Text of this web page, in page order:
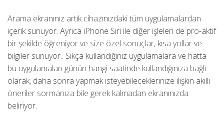
Arama ekranınız artık cihazınızdaki tüm uygulamalardan
içerik sunuyor. Ayrıca iPhone Siri ile diğer işleleri de pro-aktif
bir şekilde öğreniyor ve size özel sonuçlar, kısa yollar ve
bilgiler sunuyor.. Sıkça kullandığınız uygulamalara ve hatta
bu uygulamaları günün hangi saatinde kullandığınıza bağlı
olarak, daha sonra yapmak isteyebileceklerinize ilişkin akıllı
öneriler sormanıza bile gerek kalmadan ekranınızda
beliriyor.